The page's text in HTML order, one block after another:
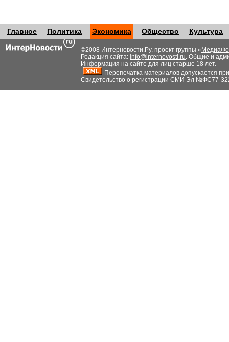
Главное Политика Экономика Общество Культура
©2008 Интерновости.Ру, проект группы «
Редакция сайта: info@internovosti.ru. Общие и
Информация на сайте для лиц старше 18 лет.
Перепечатка материалов допускается
Свидетельство о регистрации СМИ Эл №ФС77-